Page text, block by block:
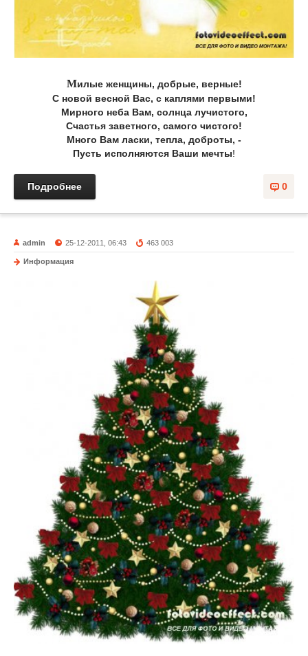
Милые женщины, добрые, верные!
С новой весной Вас, с каплями первыми!
Мирного неба Вам, солнца лучистого,
Счастья заветного, самого чистого!
Много Вам ласки, тепла, доброты, -
Пусть исполняются Ваши мечты!
0
Подробнее
admin 25-12-2011, 06:43 463 003
Информация